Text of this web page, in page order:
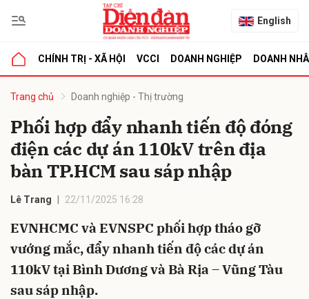
English
CHÍNH TRỊ - XÃ HỘI VCCI DOANH NGHIỆP DOANH
Trang chủ Doanh nghiệp - Thị trường
Phối hợp đẩy nhanh tiến độ đóng
điện các dự án 110kV trên địa
bàn TP.HCM sau sáp nhập
Lê Trang 22/11/2025 16:28
EVNHCMC và EVNSPC phối hợp tháo gỡ
vướng mắc, đẩy nhanh tiến độ các dự án
110kV tại Bình Dương và Bà Rịa – Vũng Tàu
sau sáp nhập.
luận
Hủy